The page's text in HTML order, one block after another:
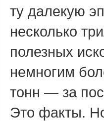
ту далекую
несколько
полезных
немногим
тонн — за
Это факты.